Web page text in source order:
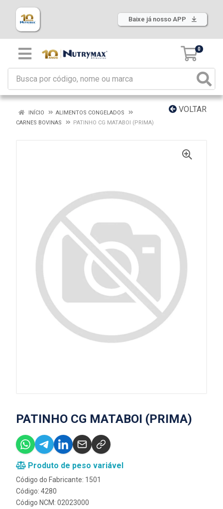
Baixe já nosso APP
0
VOLTAR
INÍCIO
ALIMENTOS CONGELADOS
CARNES BOVINAS
PATINHO CG MATABOI (PRIMA)
PATINHO CG MATABOI (PRIMA)
Produto de peso variável
Código do Fabricante: 1501
Código: 4280
Código NCM: 02023000